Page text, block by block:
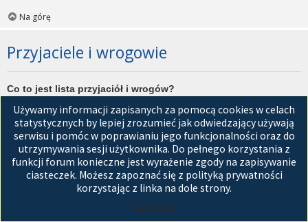
Na górę
Przyjaciele i wrogowie
Co to jest lista przyjaciół i wrogów?
użytkowników witryny. Użytkownicy dodani do listy przyjaciół będą
wyświetleni na karciePrzyjacieleznajdującej się w panelu
zarządzania kontem. Z tego poziomu można szybko sprawdzić ich
status, a także wysłać prywatną wiadomość. Zależnie od
używanego stylu witryny, posty tych użytkowników mogą być
wyróżniane. Jeśli użytkownik zostanie dodany do listy wrogów,
Używamy informacji zapisanych za pomocą cookies w celach
statystycznych by lepiej zrozumieć jak odwiedzający używają
serwisu i pomóc w poprawianiu jego funkcjonalności oraz do
utrzymywania sesji użytkownika. Do pełnego korzystania z
funkcji forum konieczne jest wyrażenie zgody na zapisywanie
ciasteczek. Możesz zapoznać się z polityką prywatności
korzystając z linka na dole strony.
Akceptuję